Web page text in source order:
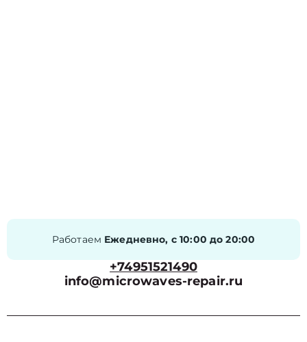
Работаем Ежедневно, с 10:00 до 20:00
+74951521490
info@microwaves-repair.ru